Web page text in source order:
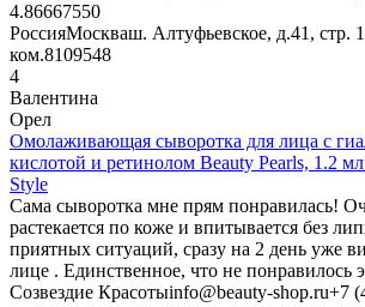
4.86667550
РоссияМоскваш. Алтуфьевское, д.41, стр.
ком.8109548
4
Валентина
Орел
Омолаживающая сыворотка для лица с
кислотой и ретинолом Beauty Pearls, 1.2
Style
Сама сыворотка мне прям понравилась!
растекается по коже и впитывается без
приятных ситуаций, сразу на 2 день уже
лице . Единственное, что не понравилось
Созвездие Красотыinfo@beauty-shop.ru+7